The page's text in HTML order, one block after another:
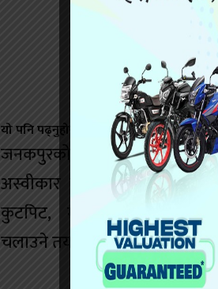
यो पनि पढ्नुहोस
जनकपुरको डान्स बारमा यौनकार्य
अस्वीकार गर्दा युवतीमाथि निर्घात
कुटपिट, मानव बेचबिखन मुद्दा
चलाउने तयारी